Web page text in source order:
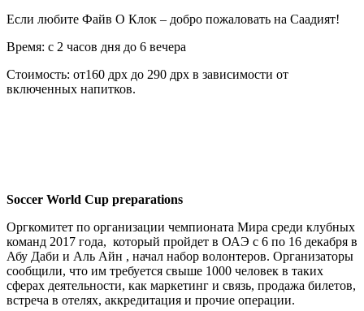
Если любите Файв О Клок – добро пожаловать на Саадият!
Время: с 2 часов дня до 6 вечера
Стоимость: от160 дрх до 290 дрх в зависимости от
включенных напитков.
Soccer World Cup preparations
Оргкомитет по организации чемпионата Мира среди клубных
команд 2017 года, который пройдет в ОАЭ с 6 по 16 декабря в
Абу Даби и Аль Айн , начал набор волонтеров. Организаторы
сообщили, что им требуется свыше 1000 человек в таких
сферах деятельности, как маркетинг и связь, продажа билетов,
встреча в отелях, аккредитация и прочие операции.